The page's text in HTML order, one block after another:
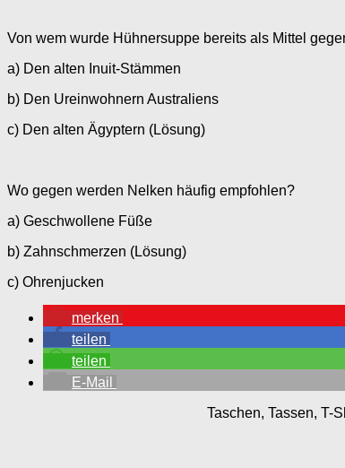
Von wem wurde Hühnersuppe bereits als Mittel
a) Den alten Inuit-Stämmen
b) Den Ureinwohnern Australiens
c) Den alten Ägyptern (Lösung)
Wo gegen werden Nelken häufig empfohlen?
a) Geschwollene Füße
b) Zahnschmerzen (Lösung)
c) Ohrenjucken
merken
teilen
teilen
E-Mail
Taschen, Tassen, T-